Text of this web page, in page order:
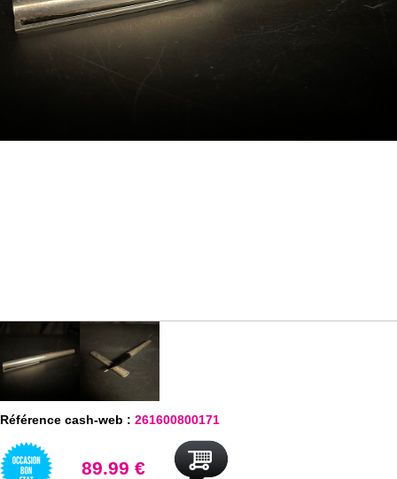
Référence cash-web : 261600800171
89.99 €